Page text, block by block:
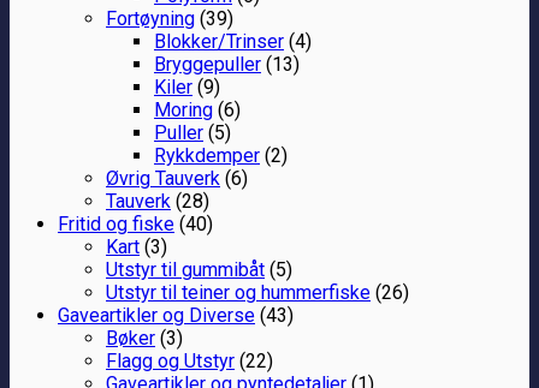
Fortøyning (39)
Blokker/Trinser (4)
Bryggepuller (13)
Kiler (9)
Moring (6)
Puller (5)
Rykkdemper (2)
Øvrig Tauverk (6)
Tauverk (28)
Fritid og fiske (40)
Kart (3)
Utstyr til gummibåt (5)
Utstyr til teiner og hummerfiske (26)
Gaveartikler og Diverse (43)
Bøker (3)
Flagg og Utstyr (22)